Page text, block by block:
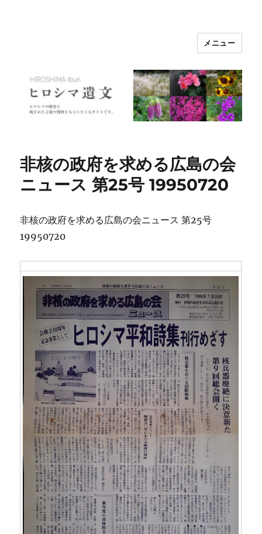
メニュー
非核の政府を求める広島の会
ニュース 第25号 19950720
非核の政府を求める広島の会ニュース 第25号
19950720